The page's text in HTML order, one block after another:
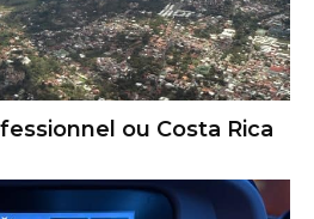
ou Costa Rica